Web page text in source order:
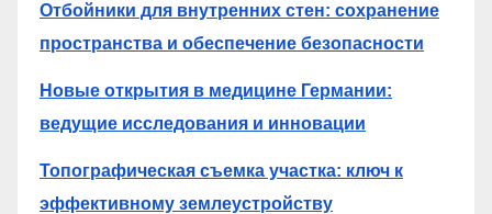
Отбойники для внутренних стен: сохранение
пространства и обеспечение безопасности
Новые открытия в медицине Германии:
ведущие исследования и инновации
Топографическая съемка участка: ключ к
эффективному землеустройству